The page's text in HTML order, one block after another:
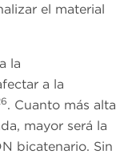
el material
la
a la
. Cuanto más alta
mayor será la
bicatenario. Sin